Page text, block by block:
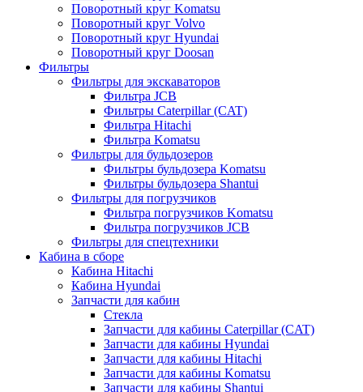
Поворотный круг Komatsu
Поворотный круг Volvo
Поворотный круг Hyundai
Поворотный круг Doosan
Фильтры
Фильтры для экскаваторов
Фильтра JCB
Фильтры Caterpillar (CAT)
Фильтра Hitachi
Фильтра Komatsu
Фильтры для бульдозеров
Фильтры бульдозера Komatsu
Фильтры бульдозера Shantui
Фильтры для погрузчиков
Фильтра погрузчиков Komatsu
Фильтра погрузчиков JCB
Фильтры для спецтехники
Кабина в сборе
Кабина Hitachi
Кабина Hyundai
Запчасти для кабин
Стекла
Запчасти для кабины Caterpillar (CAT)
Запчасти для кабины Hyundai
Запчасти для кабины Hitachi
Запчасти для кабины Komatsu
Запчасти для кабины Shantui